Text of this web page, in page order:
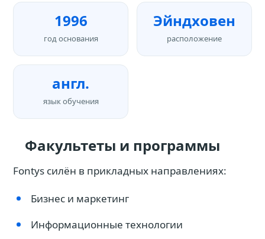
1996
год основания
Эйндховен
расположение
англ.
язык обучения
Факультеты и программы
Fontys силён в прикладных направлениях:
Бизнес и маркетинг
Информационные технологии